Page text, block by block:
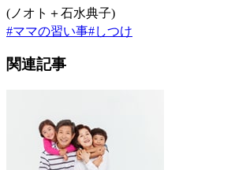
(ノオト＋石水典子)
#ママの習い事#しつけ
関連記事